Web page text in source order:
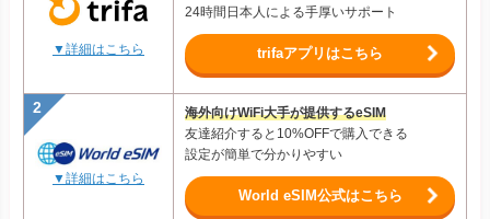
▼詳細はこちら
24時間日本人による手厚いサポート
trifaアプリはこちら
▼詳細はこちら
海外向けWiFi大手が提供するeSIM
友達紹介すると10%OFFで購入できる
設定が簡単で分かりやすい
World eSIM公式はこちら